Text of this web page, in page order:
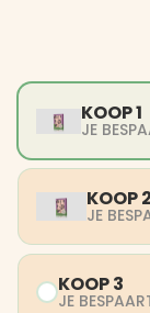
KOOP 1
JE
KOOP 2
JE
KOOP 3
JE